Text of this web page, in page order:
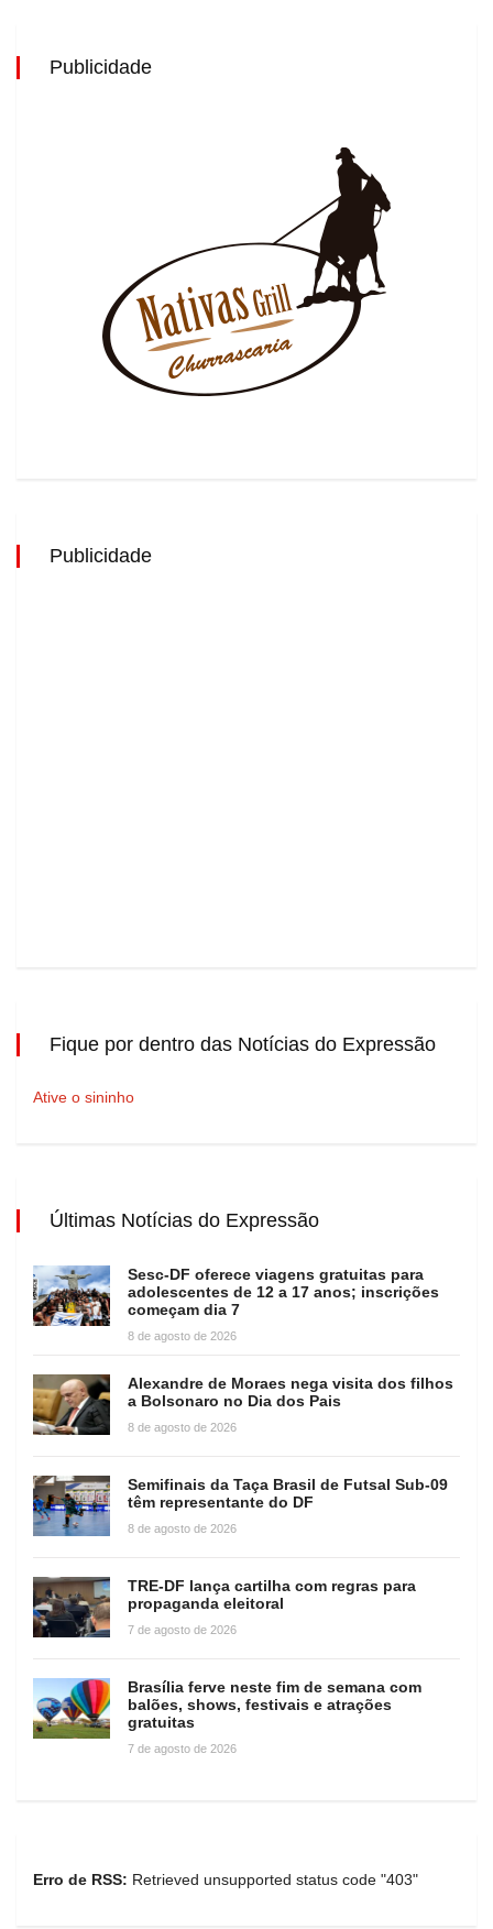
Publicidade
Publicidade
Fique por dentro das Notícias do Expressão
Ative o sininho
Últimas Notícias do Expressão
Sesc-DF oferece viagens gratuitas para
adolescentes de 12 a 17 anos; inscrições
começam dia 7
8 de agosto de 2026
Alexandre de Moraes nega visita dos filhos
a Bolsonaro no Dia dos Pais
8 de agosto de 2026
Semifinais da Taça Brasil de Futsal Sub-09
têm representante do DF
8 de agosto de 2026
TRE-DF lança cartilha com regras para
propaganda eleitoral
7 de agosto de 2026
Brasília ferve neste fim de semana com
balões, shows, festivais e atrações
gratuitas
7 de agosto de 2026
Erro de RSS: Retrieved unsupported status code "403"